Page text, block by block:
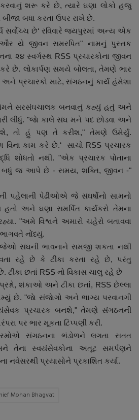
કરવાનું શરૂ કરે છે, ત્યારે ઘણા લોકો હજુ
બીજા બધા કરતા ઉપર રાખે છે.
સર્વોચ્ચ છે‘ રવિવારે જયપુરમાં અન્ય એક
યે જીવન સમરપિત" નામનું પુસ્તક
૨૪ સ્વર્ગસ્થ RSS પ્રચારકોના જીવન
છે. લોકાર્પણ સમયે બોલતા, તેમણે ભાર
પ્રચારકો માટે, સંગઠનનું કાર્ય હંમેશા
સરસંઘચાલક બનવાનું કહ્યું હતું અને
લીધું. "જાે કાલે સંઘ મને પદ છોડવા અને
તો હું પણ તે કરીશ," તેમણે ઉમેર્યું.
વિના કામ કરે છે.‘ સાચો RSS પ્રચારક
શોધતો નથી. "એક પ્રચારક પોતાના
બધું જ આપે છે - સમય, શક્તિ, જીવન -"
પહેલાની પેઢીઓએ જે સંઘર્ષોનો સામનો
અને ઘણા સમર્પિત કાર્યકરો તેમના
"અમે વિશ્વને અમારો ચહેરો બતાવવા
નોંધ્યું.
સંઘની ભાવનાને સમજી શકતા નથી
રહે છે કે ટીકા કરતા રહે છે, પરંતુ
ટીકા છતાં RSS નો વિકાસ ચાલુ રહે છે
શંકાઓ અને ટીકા છતાં, RSS છેલ્લા
છે. "જાે સંજાેગો અને ભાગ્ય પરવાનગી
પ્રચારક બનશે," તેમણે સંગઠનની
પર ભાર મૂકતા ટિપ્પણી કરી.
સંગઠનના ભંડોળને લગતા સતત
અને તેના સ્વયંસેવકોના અતૂટ સમર્પણને
નવેસરથી પ્રયાસોને પ્રકાશિત કર્યા.
Mohan Bhagvat